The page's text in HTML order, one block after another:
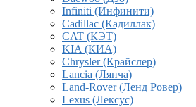
Infiniti (Инфинити)
Cadillac (Кадиллак)
CAT (КЭТ)
KIA (КИА)
Chrysler (Крайслер)
Lancia (Лянча)
Land-Rover (Ленд Ровер)
Lexus (Лексус)